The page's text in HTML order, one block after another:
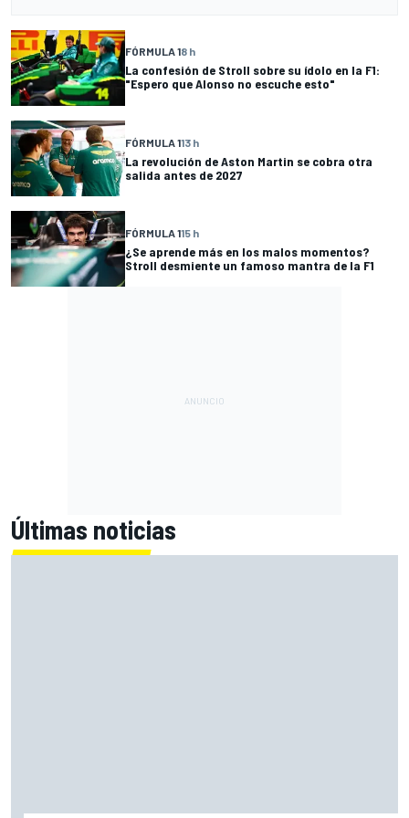
FÓRMULA 18 h
La confesión de Stroll sobre su ídolo en la F1:
"Espero que Alonso no escuche esto"
FÓRMULA 113 h
La revolución de Aston Martin se cobra otra
salida antes de 2027
FÓRMULA 115 h
¿Se aprende más en los malos momentos?
Stroll desmiente un famoso mantra de la F1
Últimas noticias